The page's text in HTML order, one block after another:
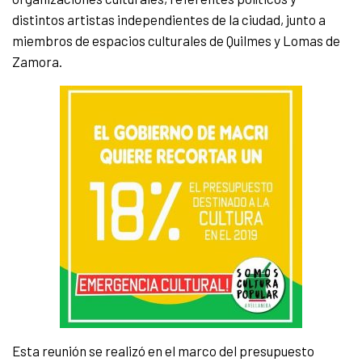
distintos artistas independientes de la ciudad, junto a
miembros de espacios culturales de Quilmes y Lomas de
Zamora.
Esta reunión se realizó en el marco del presupuesto